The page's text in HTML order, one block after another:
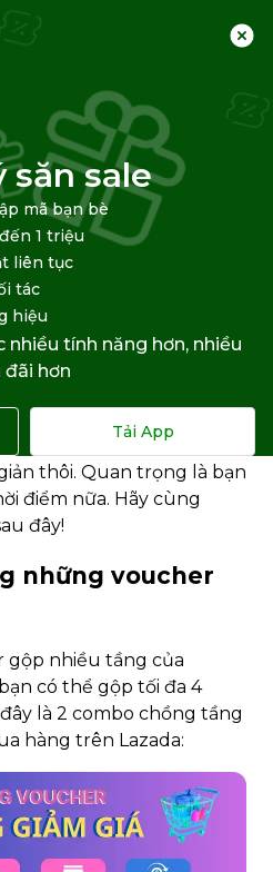
Lazada
voucher
đơn hàng
sẽ hướng dẫn bạn cách
kiệm được nhiều hơn
nhé. Các bước thực
thôi. Quan trọng là bạn
điểm nữa. Hãy cùng
đây!
những voucher
gộp nhiều tầng của
có thể gộp tối đa 4
là 2 combo chồng tầng
hàng trên Lazada:
săn sale
mã bạn bè
1 triệu
liên tục
tác
hiệu
tính năng hơn, nhiều
đãi hơn
Tải App